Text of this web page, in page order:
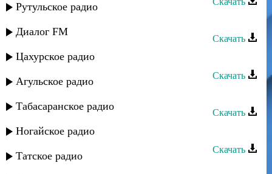
Рутульское радио
Диалог FM
Цахурское радио
Агульское радио
Табасаранское радио
Ногайское радио
Татское радио
Скачать
Гапцах группа - Хадижат
Скачать
Скачать
Гапцах группа - Алина
Скачать